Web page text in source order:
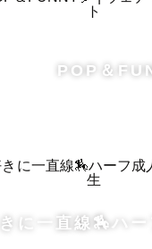
「愛おしい
POP＆
に一直線🏇ハー